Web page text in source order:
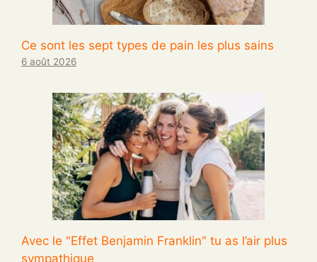
Ce sont les sept types de pain les plus sains
6 août 2026
Avec le "Effet Benjamin Franklin" tu as l’air plus
sympathique